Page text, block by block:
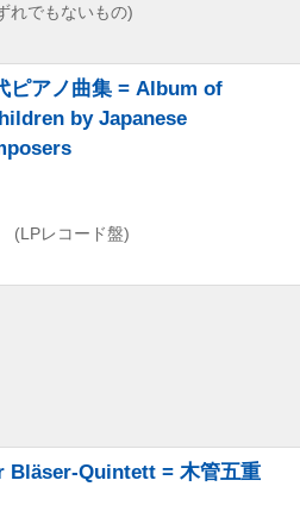
れでもないもの)
ピアノ曲集 = Album of
by Japanese
(LPレコード盤)
Bläser-Quintett = 木管五重